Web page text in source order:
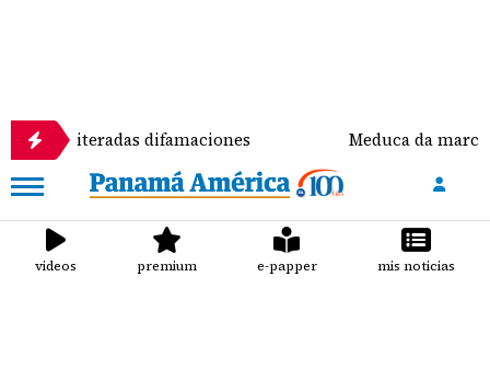
difamaciones Meduca da marcha atrás:
videos premium e-papper mis noticias